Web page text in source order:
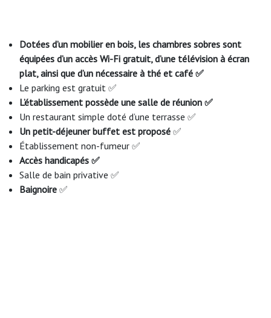
Dotées d’un mobilier en bois, les chambres sobres sont
équipées d’un accès Wi-Fi gratuit, d’une télévision à écran
plat, ainsi que d’un nécessaire à thé et café ✅
Le parking est gratuit ✅
L’établissement possède une salle de réunion ✅
Un restaurant simple doté d’une terrasse ✅
Un petit-déjeuner buffet est proposé ✅
Établissement non-fumeur ✅
Accès handicapés ✅
Salle de bain privative ✅
Baignoire ✅